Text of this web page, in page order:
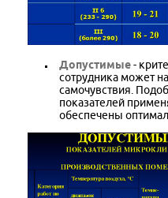
Допустимые-
сотрудника может
самочувствия.
показателей
обеспечены